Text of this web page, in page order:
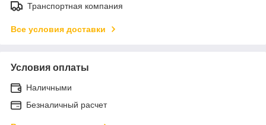
Транспортная компания
Все условия доставки
Условия оплаты
Наличными
Безналичный расчет